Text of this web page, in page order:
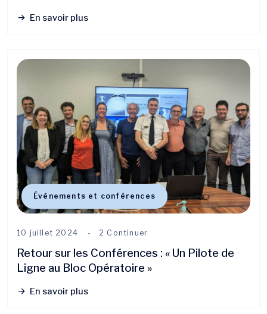
En savoir plus
Événements et conférences
10 juillet 2024 2 Continuer
Retour sur les Conférences : « Un Pilote de
Ligne au Bloc Opératoire »
En savoir plus